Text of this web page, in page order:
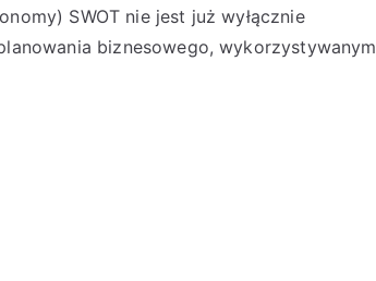
SWOT nie jest już wyłącznie
biznesowego, wykorzystywanym